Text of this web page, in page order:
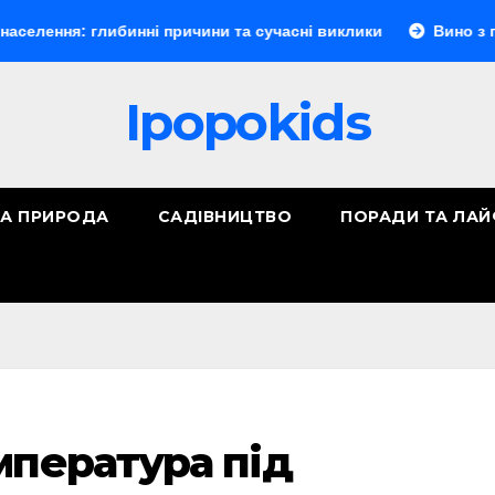
причини та сучасні виклики Вино з порічок:
Ipopokids
ПРИРОДА САДІВНИЦТВО ПОРАДИ ТА
під